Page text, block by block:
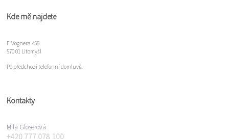
Kde mě najdete
F. Vognera 456
570 01 Litomyšl
Po předchozí telefonní domluvě.
Kontakty
Míla Gloserová
+420 777 078 100